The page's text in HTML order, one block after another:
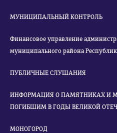
МУНИЦИПАЛЬНЫЙ КОНТРОЛЬ
Финансовое управление
муниципального района
ПУБЛИЧНЫЕ СЛУШАНИЯ
ИНФОРМАЦИЯ О ПАМЯТНИКАХ И
ПОГИБШИМ В ГОДЫ ВЕЛИКОЙ
МОНОГОРОД